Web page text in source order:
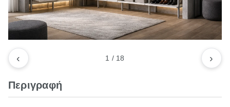
‹ 1 / 18 ›
Περιγραφή